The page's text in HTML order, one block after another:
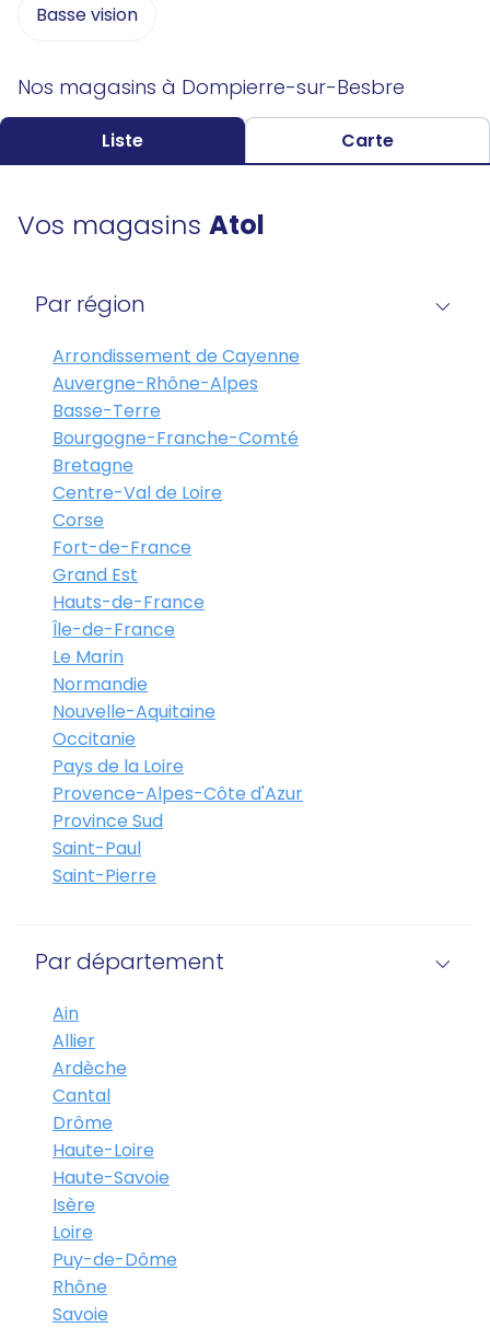
Basse vision
Nos magasins à Dompierre-sur-Besbre
Liste Carte
Vos magasins Atol
Par région
Arrondissement de Cayenne
Auvergne-Rhône-Alpes
Basse-Terre
Bourgogne-Franche-Comté
Bretagne
Centre-Val de Loire
Corse
Fort-de-France
Grand Est
Hauts-de-France
Île-de-France
Le Marin
Normandie
Nouvelle-Aquitaine
Occitanie
Pays de la Loire
Provence-Alpes-Côte d'Azur
Province Sud
Saint-Paul
Saint-Pierre
Par département
Ain
Allier
Ardèche
Cantal
Drôme
Haute-Loire
Haute-Savoie
Isère
Loire
Puy-de-Dôme
Rhône
Savoie